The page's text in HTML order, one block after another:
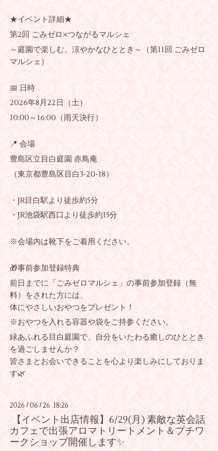
★イベント詳細★
第2回 ごみゼロ×つながるマルシェ
～庭園で楽しむ、涼やかなひととき～（第11回 ごみゼロ
マルシェ）
📅 日時
2026年8月22日（土）
10:00～16:00（雨天決行）
📍 会場
豊島区立目白庭園 赤鳥庵
（東京都豊島区目白3-20-18）
・JR目白駅より徒歩約5分
・JR池袋駅西口より徒歩約15分
※会場内は靴下をご着用ください。
🎁事前参加登録特典
前日までに「ごみゼロマルシェ」の事前参加登録（無
料）をされた方には、
体にやさしいおやつをプレゼント！
※おやつを入れる容器や袋をご持参ください。
緑あふれる目白庭園で、自分をいたわる癒しのひととき
を過ごしませんか？
皆さまとお会いできることを心より楽しみにしておりま
す🌿
2026 / 06 / 26 18:26
【イベント出店情報】6/29(月) 素敵な英会話
カフェで出張アロマトリートメント＆プチワ
ークショップ開催します✨